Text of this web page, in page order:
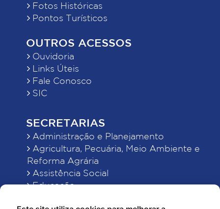
Fotos Históricas
Pontos Turísticos
OUTROS ACESSOS
Ouvidoria
Links Úteis
Fale Conosco
SIC
SECRETARIAS
Administração e Planejamento
Agricultura, Pecuária, Meio Ambiente e
Reforma Agrária
Assistência Social
Educação